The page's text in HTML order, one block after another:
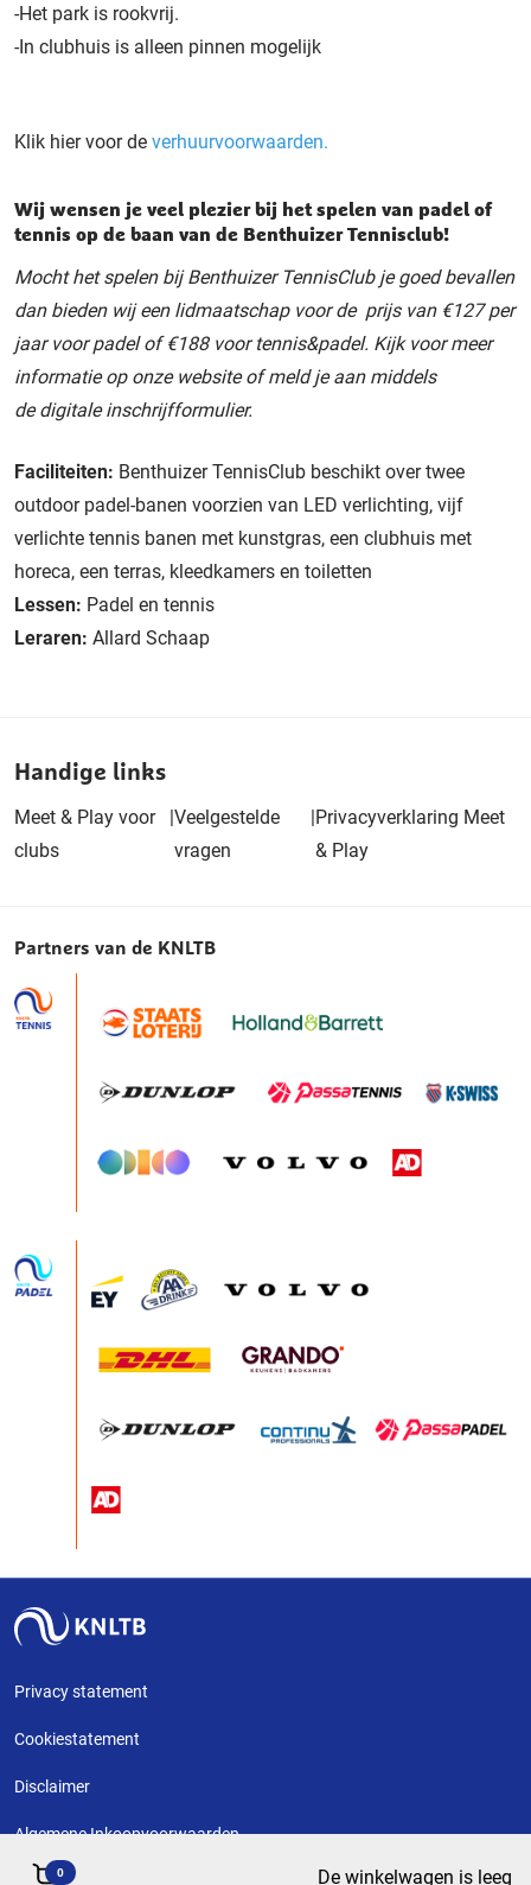
-Het park is rookvrij.
-In clubhuis is alleen pinnen mogelijk
Klik hier voor de verhuurvoorwaarden.
Wij wensen je veel plezier bij het spelen van padel of
tennis op de baan van de Benthuizer Tennisclub!
Mocht het spelen bij Benthuizer TennisClub je goed bevallen
dan bieden wij een lidmaatschap voor de prijs van €127 per
jaar voor padel of €188 voor tennis&padel. Kijk voor meer
informatie op onze websiteof meld je aan middels
dedigitale inschrijfformulier.
Faciliteiten: Benthuizer TennisClub beschikt over twee
outdoor padel-banen voorzien van LED verlichting, vijf
verlichte tennis banen met kunstgras, een clubhuis met
horeca, een terras, kleedkamers en toiletten
Lessen: Padel en tennis
Leraren: Allard Schaap
Handige links
Meet & Play voor
clubs
|Veelgestelde
vragen
|Privacyverklaring Meet
& Play
0 De winkelwagen is leeg
Partners van de KNLTB
Privacy statement
Cookiestatement
Disclaimer
Algemene Inkoopvoorwaarden
Copyright KNLTB @ 2026